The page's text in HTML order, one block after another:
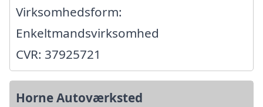
Virksomhedsform:
Enkeltmandsvirksomhed
CVR: 37925721
Horne Autoværksted